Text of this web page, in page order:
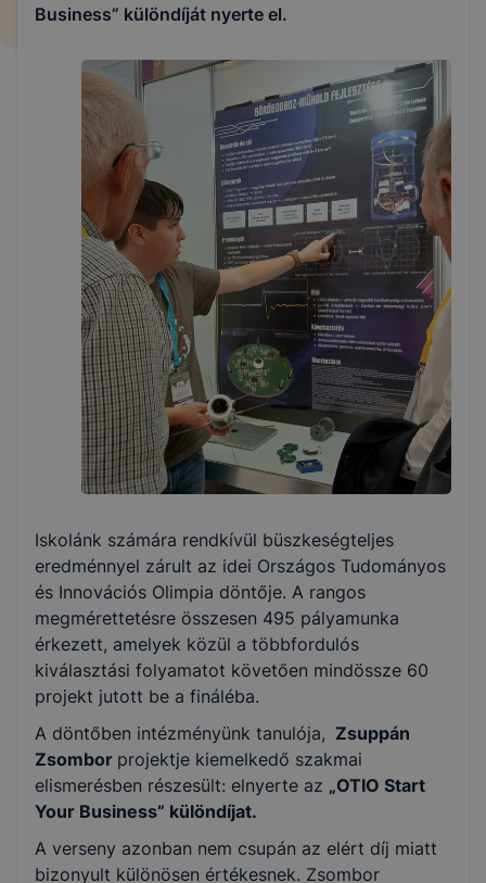
Business” különdíját nyerte el.
Iskolánk számára rendkívül büszkeségteljes
eredménnyel zárult az idei Országos Tudományos
és Innovációs Olimpia döntője. A rangos
megmérettetésre összesen 495 pályamunka
érkezett, amelyek közül a többfordulós
kiválasztási folyamatot követően mindössze 60
projekt jutott be a fináléba.
A döntőben intézményünk tanulója, Zsuppán
Zsombor projektje kiemelkedő szakmai
elismerésben részesült: elnyerte az „OTIO Start
Your Business” különdíjat.
A verseny azonban nem csupán az elért díj miatt
bizonyult különösen értékesnek. Zsombor